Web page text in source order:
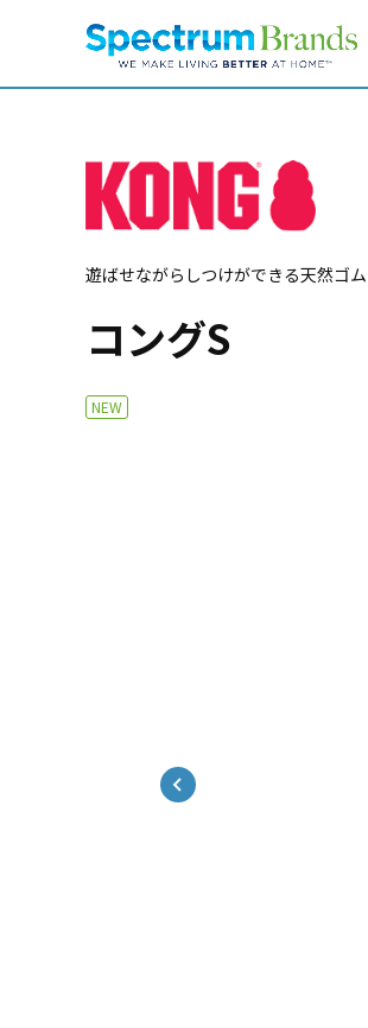
遊ばせながらしつけができる天然ゴ
コングS
NEW